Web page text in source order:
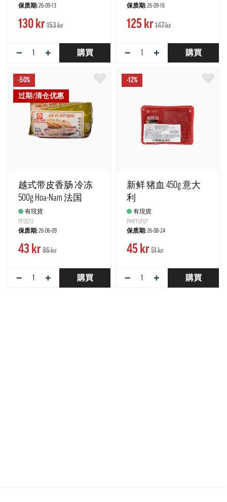
保质期:26-09-13
130 kr153 kr
− + 購買
保质期:26-09-16
125 kr147 kr
− + 購買
-50%
过期/清仓优惠
越式带皮香肠 冷冻
500g Hoa-Nam 法国
有現貨
PF0072
保质期:26-06-09
43 kr86 kr
− + 購買
-12%
新鲜 猪血 450g 意大
利
有現貨
PMFF0107
保质期:26-08-24
45 kr51 kr
− + 購買